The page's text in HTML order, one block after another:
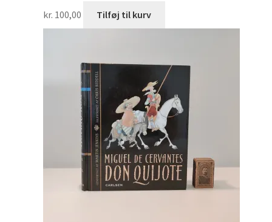
kr. 100,00 Tilføj til kurv